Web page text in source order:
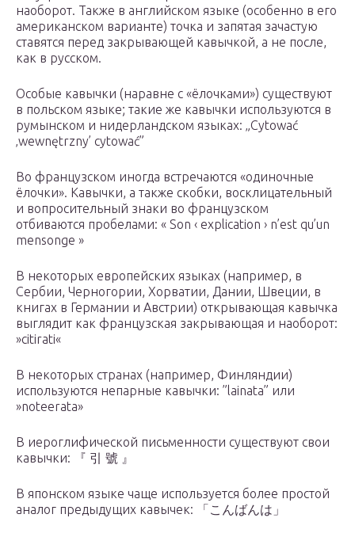
наоборот. Также в английском языке (особенно в его
американском варианте) точка и запятая зачастую
ставятся перед закрывающей кавычкой, а не после,
как в русском.
Особые кавычки (наравне с «ёлочками») существуют
в польском языке; такие же кавычки используются в
румынском и нидерландском языках: „Cytować
‚wewnętrzny’ cytować”
Во французском иногда встречаются «одиночные
ёлочки». Кавычки, а также скобки, восклицательный
и вопросительный знаки во французском
отбиваются пробелами: « Son ‹ explication › n’est qu’un
mensonge »
В некоторых европейских языках (например, в
Сербии, Черногории, Хорватии, Дании, Швеции, в
книгах в Германии и Австрии) открывающая кавычка
выглядит как французская закрывающая и наоборот:
»citirati«
В некоторых странах (например, Финляндии)
используются непарные кавычки: ”lainata” или
»noteerata»
В иероглифической письменности существуют свои
кавычки: 『 引 號 』
В японском языке чаще используется более простой
аналог предыдущих кавычек: 「こんばんは」